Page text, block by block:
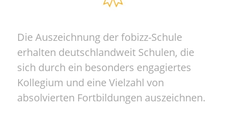
Die Auszeichnung der fobizz-Schule
erhalten deutschlandweit Schulen, die
sich durch ein besonders engagiertes
Kollegium und eine Vielzahl von
absolvierten Fortbildungen auszeichnen.